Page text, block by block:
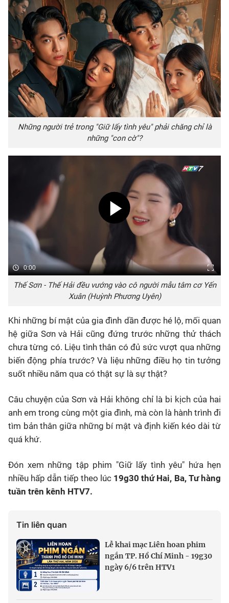
Những người trẻ trong "Giữ lấy tình yêu" phải chăng chỉ là
những "con cờ"?
0:00
Thế Sơn - Thế Hải đều vướng vào cô người mẫu tâm cơ Yến
Xuân (Huỳnh Phương Uyên)
Khi những bí mật của gia đình dần được hé lộ, mối quan
hệ giữa Sơn và Hải cũng đứng trước những thử thách
chưa từng có. Liệu tình thân có đủ sức vượt qua những
biến động phía trước? Và liệu những điều họ tin tưởng
suốt nhiều năm qua có thật sự là sự thật?
Câu chuyện của Sơn và Hải không chỉ là bi kịch của hai
anh em trong cùng một gia đình, mà còn là hành trình đi
tìm bản thân giữa những bí mật và định kiến kéo dài từ
quá khứ.
Đón xem những tập phim "Giữ lấy tình yêu" hứa hẹn
nhiều hấp dẫn tiếp theo lúc 19g30 thứ Hai, Ba, Tư hàng
tuần trên kênh HTV7.
Tin liên quan
Lễ khai mạc Liên hoan phim
ngắn TP. Hồ Chí Minh - 19g30
ngày 6/6 trên HTV1